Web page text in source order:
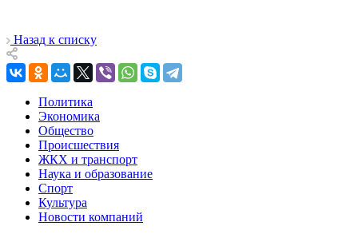
Назад к списку
Политика
Экономика
Общество
Происшествия
ЖКХ и транспорт
Наука и образование
Спорт
Культура
Новости компаний